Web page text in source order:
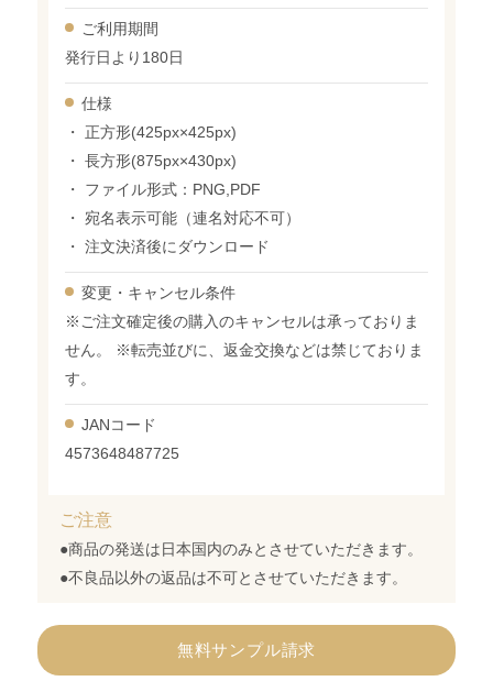
ご利用期間
発行日より180日
仕様
・ 正方形(425px×425px)
・ 長方形(875px×430px)
・ ファイル形式：PNG,PDF
・ 宛名表示可能（連名対応不可）
・ 注文決済後にダウンロード
変更・ キャンセル条件
※ご注文確定後の購入のキャンセルは承っておりま
せん。 ※転売並びに、返金交換などは禁じておりま
す。
JANコード
4573648487725
ご注意
●商品の発送は日本国内のみとさせていただきます。
●不良品以外の返品は不可とさせていただきます。
無料サンプル請求